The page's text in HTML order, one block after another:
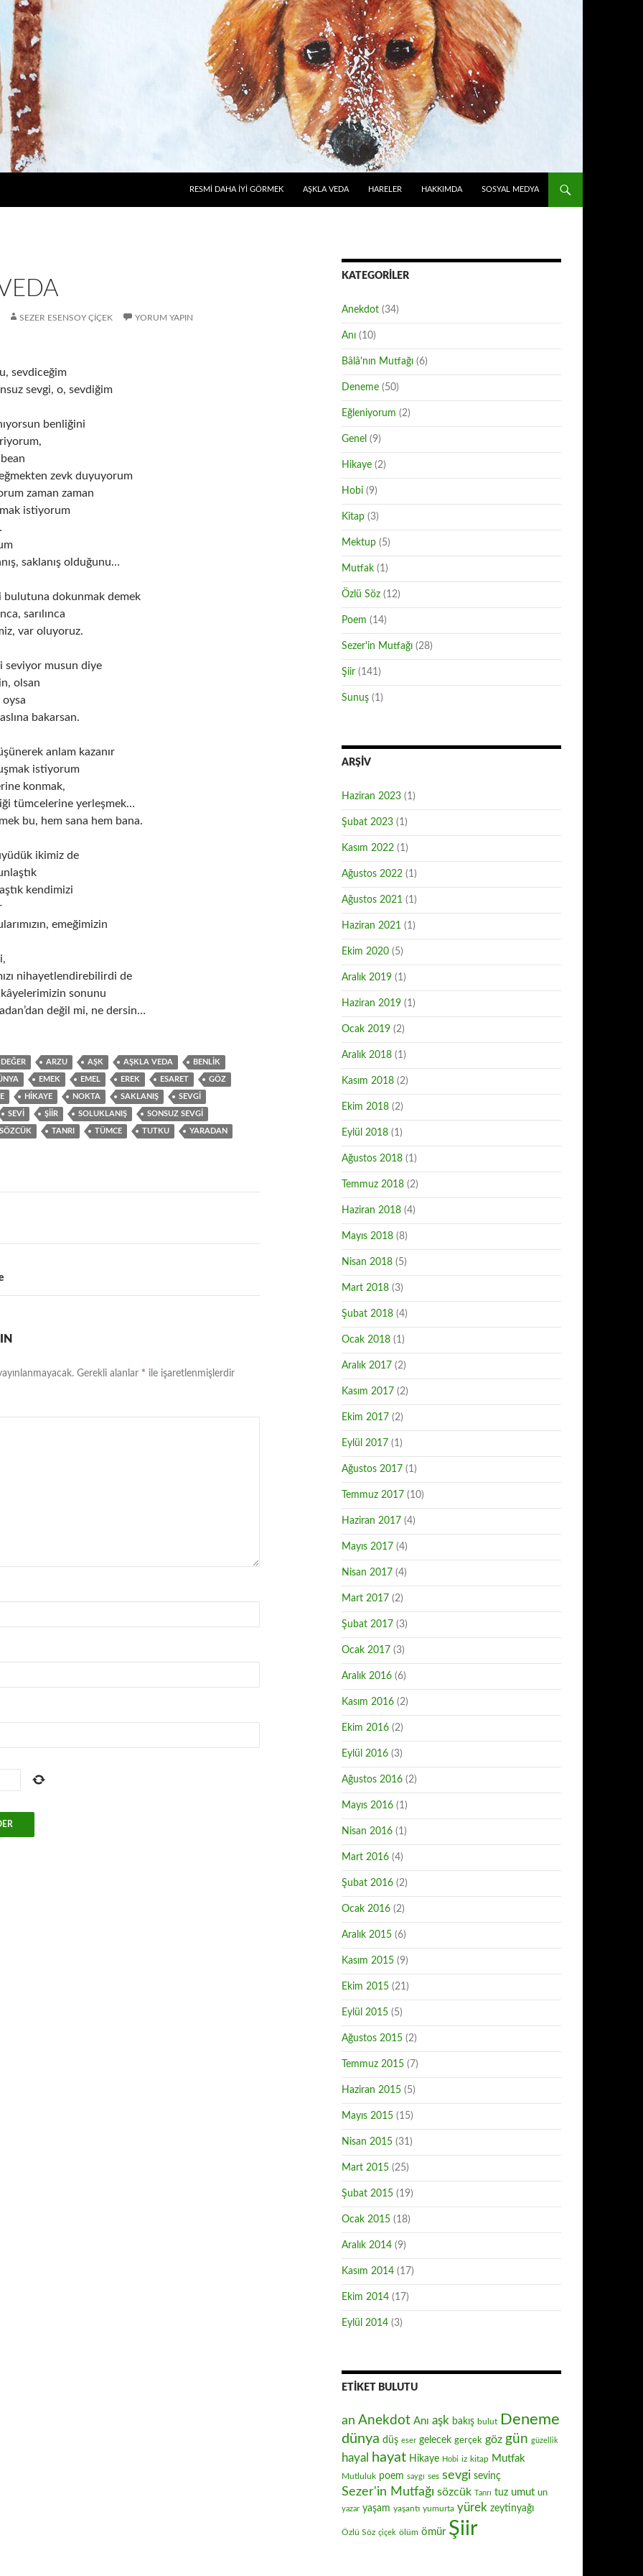
RESMI DAHA İYI GÖRMEK AŞKLA VEDA HARELER HAKKIMDA SOSYAL MEDYA
SEZER ESENSOY ÇIÇEK YORUM YAPIN
sevdiceğim
sevgi, o, sevdiğim
benliğini
eğmekten zevk duyuyorum
zaman zaman
istiyorum
saklanış olduğunu…
bulutuna dokunmak demek
sarılınca
var oluyoruz.
seviyor musun diye
olsan
oysa
bakarsan.
anlam kazanır
istiyorum
konmak,
tümcelerine yerleşmek…
bu, hem sana hem bana.
ikimiz de
kendimizi
emeğimizin
nihayetlendirebilirdi de
sonunu
değil mi, ne dersin…
ARZU AŞK AŞKLA VEDA BENLIK
EMEK EMEL EREK ESARET GÖZ
HIKAYE NOKTA SAKLANIŞ SEVGI
SEVI ŞIIR SOLUKLANIŞ SONSUZ SEVGI
SÖZCÜK TANRI TÜMCE TUTKU YARADAN
Gerekli alanlar * ile işaretlenmişlerdir
KATEGORILER
Anekdot (34)
Anı (10)
Bâlâ'nın Mutfağı (6)
Deneme (50)
Eğleniyorum (2)
Genel (9)
Hikaye (2)
Hobi (9)
Kitap (3)
Mektup (5)
Mutfak (1)
Özlü Söz (12)
Poem (14)
Sezer'in Mutfağı (28)
Şiir (141)
Sunuş (1)
ARŞIV
Haziran 2023 (1)
Şubat 2023 (1)
Kasım 2022 (1)
Ağustos 2022 (1)
Ağustos 2021 (1)
Haziran 2021 (1)
Ekim 2020 (5)
Aralık 2019 (1)
Haziran 2019 (1)
Ocak 2019 (2)
Aralık 2018 (1)
Kasım 2018 (2)
Ekim 2018 (2)
Eylül 2018 (1)
Ağustos 2018 (1)
Temmuz 2018 (2)
Haziran 2018 (4)
Mayıs 2018 (8)
Nisan 2018 (5)
Mart 2018 (3)
Şubat 2018 (4)
Ocak 2018 (1)
Aralık 2017 (2)
Kasım 2017 (2)
Ekim 2017 (2)
Eylül 2017 (1)
Ağustos 2017 (1)
Temmuz 2017 (10)
Haziran 2017 (4)
Mayıs 2017 (4)
Nisan 2017 (4)
Mart 2017 (2)
Şubat 2017 (3)
Ocak 2017 (3)
Aralık 2016 (6)
Kasım 2016 (2)
Ekim 2016 (2)
Eylül 2016 (3)
Ağustos 2016 (2)
Mayıs 2016 (1)
Nisan 2016 (1)
Mart 2016 (4)
Şubat 2016 (2)
Ocak 2016 (2)
Aralık 2015 (6)
Kasım 2015 (9)
Ekim 2015 (21)
Eylül 2015 (5)
Ağustos 2015 (2)
Temmuz 2015 (7)
Haziran 2015 (5)
Mayıs 2015 (15)
Nisan 2015 (31)
Mart 2015 (25)
Şubat 2015 (19)
Ocak 2015 (18)
Aralık 2014 (9)
Kasım 2014 (17)
Ekim 2014 (17)
Eylül 2014 (3)
ETIKET BULUTU
an Anekdot Anı aşk bakış bulut Deneme
dünya düş eser gelecek gerçek göz gün güzellik
hayal hayat Hikaye Hobi iz kitap Mutfak
Mutluluk poem saygı ses sevgi sevinç
Sezer'in Mutfağı sözcük Tanrı tuz umut un
yazar yaşam yaşantı yumurta yürek zeytinyağı
Özlü Söz çiçek ölüm ömür Şiir